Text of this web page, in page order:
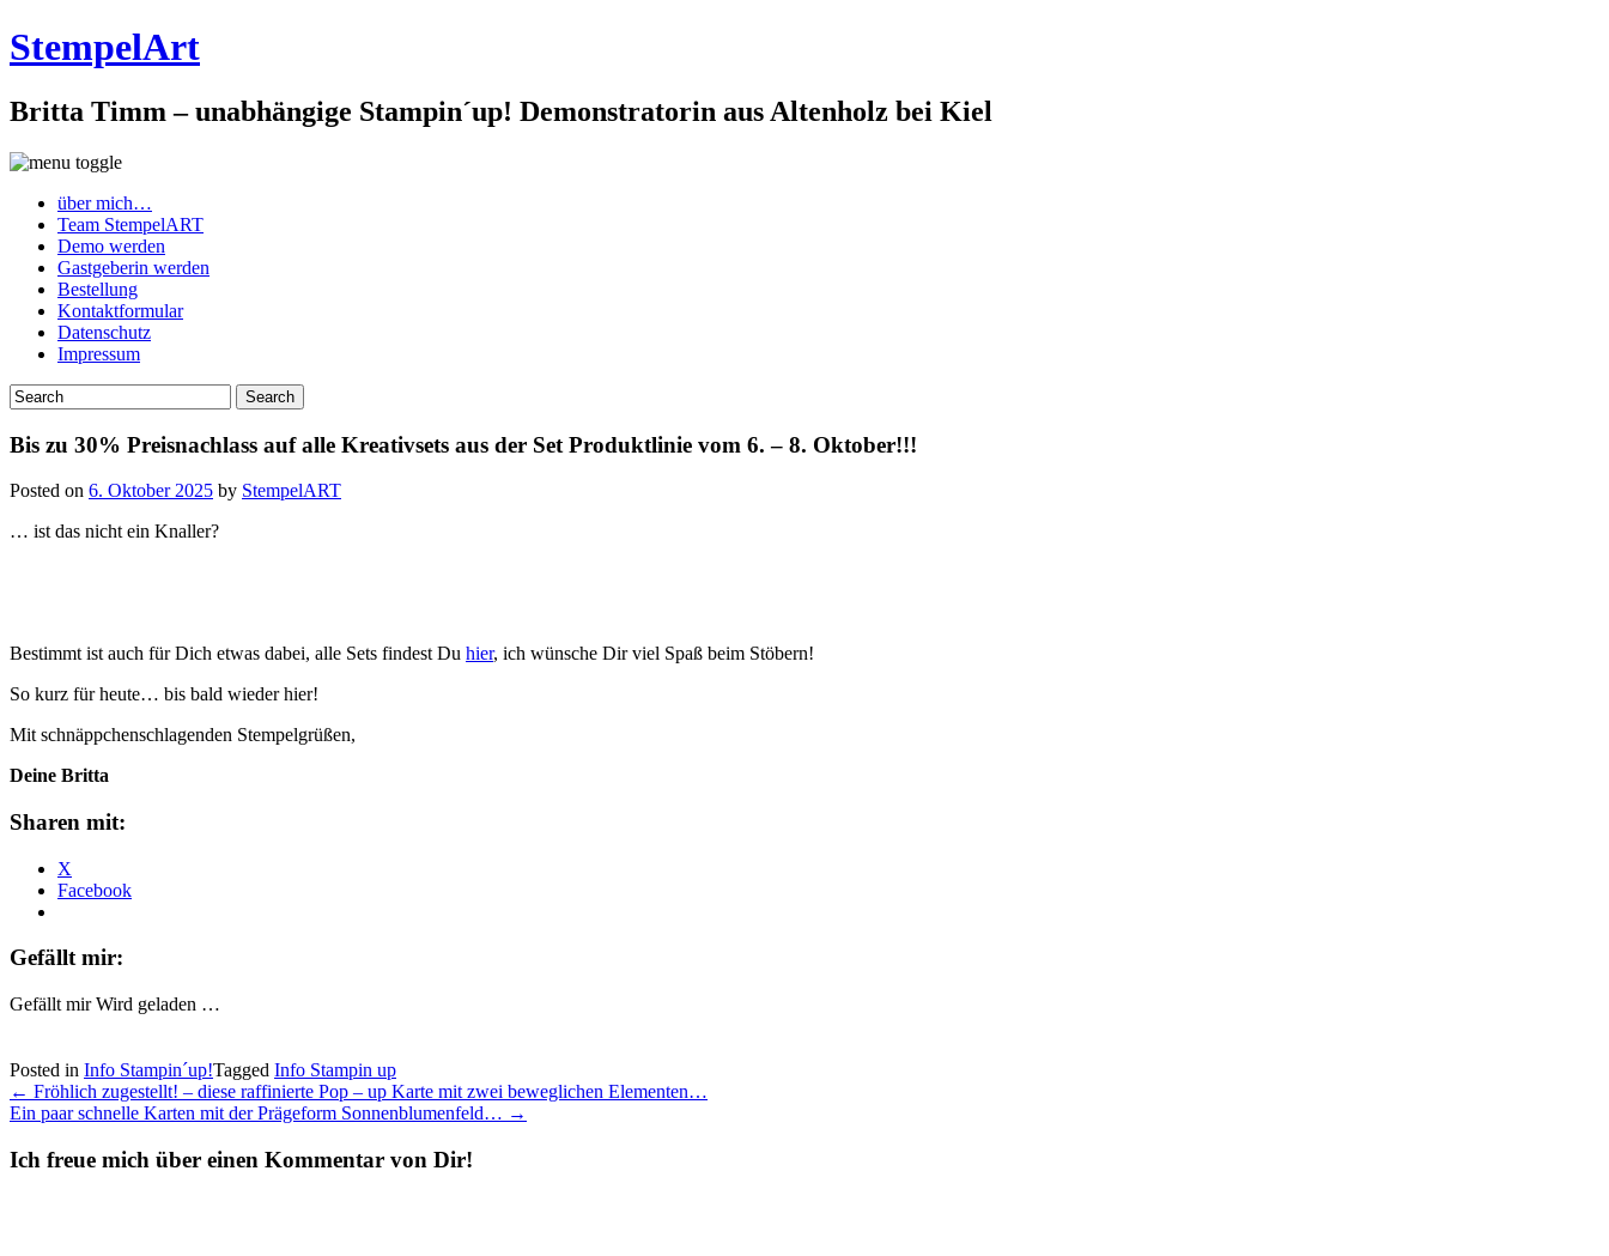
StempelArt
Britta Timm – unabhängige Stampin´up! Demonstratorin aus Altenholz bei Kiel
über mich…
Team StempelART
Demo werden
Gastgeberin werden
Bestellung
Kontaktformular
Datenschutz
Impressum
Bis zu 30% Preisnachlass auf alle Kreativsets aus der Set Produktlinie vom 6. – 8. Oktober!!!
Posted on 6. Oktober 2025 by StempelART
… ist das nicht ein Knaller?
Bestimmt ist auch für Dich etwas dabei, alle Sets findest Du hier, ich wünsche Dir viel Spaß beim Stöbern!
So kurz für heute… bis bald wieder hier!
Mit schnäppchenschlagenden Stempelgrüßen,
Deine Britta
Sharen mit:
X
Facebook
Gefällt mir:
Gefällt mir Wird geladen …
Posted in Info Stampin´up!Tagged Info Stampin up
Post
navigation
← Fröhlich zugestellt! – diese raffinierte Pop – up Karte mit zwei beweglichen Elementen…
Ein paar schnelle Karten mit der Prägeform Sonnenblumenfeld… →
Ich freue mich über einen Kommentar von Dir!